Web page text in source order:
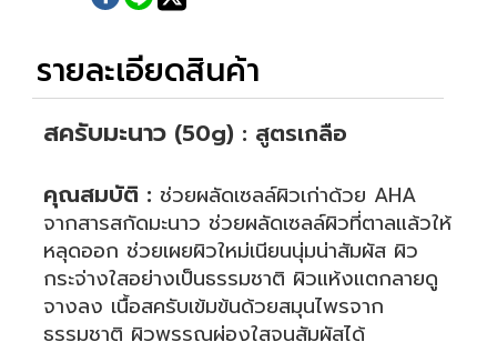
รายละเอียดสินค้า
สครับมะนาว(50g) : สูตรเกลือ
คุณสมบัติ : ช่วยผลัดเซลล์ผิวเก่าด้วย AHA
จากสารสกัดมะนาว ช่วยผลัดเซลล์ผิวที่ตาลแล้วให้
หลุดออก ช่วยเผยผิวใหม่เนียนนุ่มน่าสัมผัส ผิว
กระจ่างใสอย่างเป็นธรรมชาติ ผิวแห้งแตกลายดู
จางลง เนื้อสครับเข้มข้นด้วยสมุนไพรจาก
ธรรมชาติ ผิวพรรณผ่องใสจนสัมผัสได้